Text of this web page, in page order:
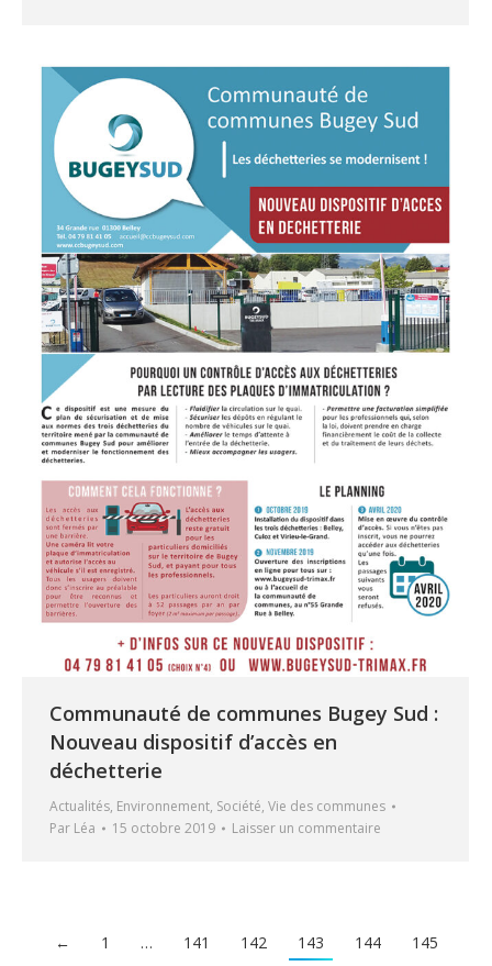
Communauté de communes Bugey Sud :
Nouveau dispositif d’accès en
déchetterie
Actualités, Environnement, Société, Vie des communes
Par Léa 15 octobre 2019 Laisser un commentaire
← 1 … 141 142 143 144
145